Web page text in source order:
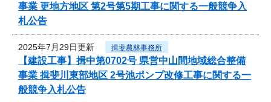
事業 更地方地区 第2号第5期工事に関する一般競争入
札公告
2025年7月29日更新 揖斐農林事務所
【建設工事】揖中第0702号 県営中山間地域総合整備
事業 揖斐川東部地区 2号池ポンプ改修工事に関する一
般競争入札公告